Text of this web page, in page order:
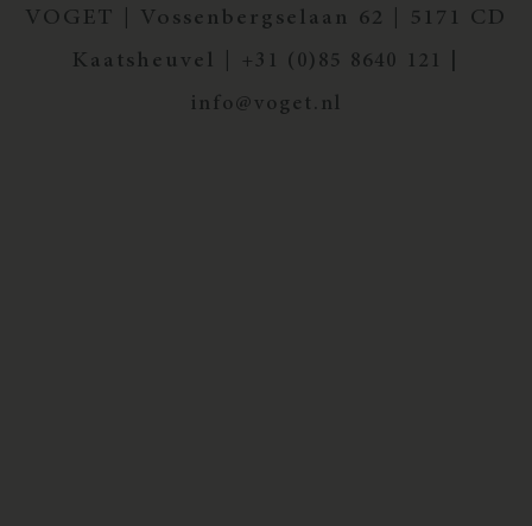
VOGET | Vossenbergselaan 62 | 5171 CD
Kaatsheuvel | +31 (0)85 8640 121 |
info@voget.nl